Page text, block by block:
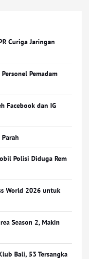
Curiga Jaringan
Pemadam
Facebook dan IG
Polisi Diduga Rem
World 2026 untuk
Season 2, Makin
Bali, 53 Tersangka